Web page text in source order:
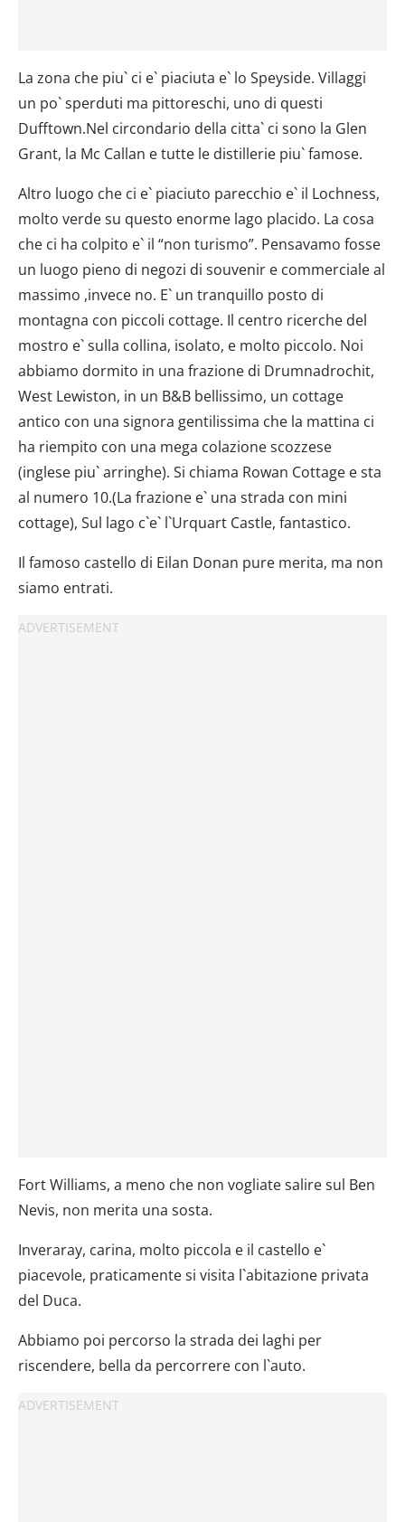
La zona che piu` ci e` piaciuta e` lo Speyside. Villaggi
un po` sperduti ma pittoreschi, uno di questi
Dufftown.Nel circondario della citta` ci sono la Glen
Grant, la Mc Callan e tutte le distillerie piu` famose.
Altro luogo che ci e` piaciuto parecchio e` il Lochness,
molto verde su questo enorme lago placido. La cosa
che ci ha colpito e` il “non turismo”. Pensavamo fosse
un luogo pieno di negozi di souvenir e commerciale al
massimo ,invece no. E` un tranquillo posto di
montagna con piccoli cottage. Il centro ricerche del
mostro e` sulla collina, isolato, e molto piccolo. Noi
abbiamo dormito in una frazione di Drumnadrochit,
West Lewiston, in un B&B bellissimo, un cottage
antico con una signora gentilissima che la mattina ci
ha riempito con una mega colazione scozzese
(inglese piu` arringhe). Si chiama Rowan Cottage e sta
al numero 10.(La frazione e` una strada con mini
cottage), Sul lago c`e` l`Urquart Castle, fantastico.
Il famoso castello di Eilan Donan pure merita, ma non
siamo entrati.
Fort Williams, a meno che non vogliate salire sul Ben
Nevis, non merita una sosta.
Inveraray, carina, molto piccola e il castello e`
piacevole, praticamente si visita l`abitazione privata
del Duca.
Abbiamo poi percorso la strada dei laghi per
riscendere, bella da percorrere con l`auto.